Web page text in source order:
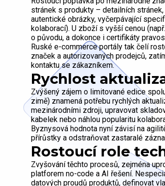
stránek s produkty – detailních
autentické obrázky, vyčerpávající
kolaborací). U zboží s vyšší cenou
o původu, a dokonce i certifikáty
Ruské e-commerce portály tak čelí
značek a autorizovaných prodejců,
kontaktu se zákazníkem.
Rychlost
Zvýšený zájem o limitované edice
zimě) znamená potřebu rychlých
mezinárodními zdroji, upravovat
kabelek nebo náhlou popularitu
Byznysová hodnota nyní závisí na
přírůstky a odstraňovat zastaralé
Rostoucí role
Zvyšování těchto procesů, zejména
platforem no-code a AI řešení.
datových proudů produktů, definovat